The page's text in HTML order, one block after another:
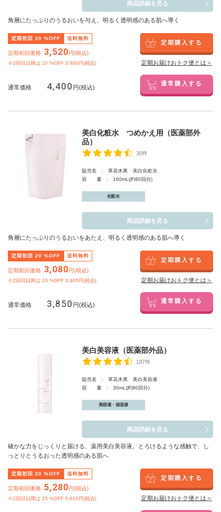
商品詳細を見る
角層にたっぷりのうるおいを与え、明るく透明感のある肌へ導く
定期初回 20 %OFF 送料無料
定期初回価格: 3,520円(税込)
※2回目以降は 10 %OFF 3,960円(税込)
定期購入する
定期お届けおトク便とは＞
通常価格 4,400 円(税込) 通常購入する
美白化粧水 つめかえ用（医薬部外
品）
30件
販売名 : 草花木果 美白化粧水
容 量 : 160mL(約80回分)
化粧水
商品詳細を見る
角層にたっぷりのうるおいをあたえ、明るく透明感のある肌へ導く
定期初回 20 %OFF 送料無料
定期初回価格: 3,080円(税込)
※2回目以降は 10 %OFF 3,465円(税込)
定期購入する
定期お届けおトク便とは＞
通常価格 3,850 円(税込) 通常購入する
美白美容液（医薬部外品）
187件
販売名 : 草花木果 美白美容液
容 量 : 30mL(約90回分)
美容液・保湿液
商品詳細を見る
確かな力をじっくりと届ける、薬用美白美容液。とろけるような感触で、し
っとりとうるおった透明感のある肌へ
定期初回 20 %OFF 送料無料
定期初回価格: 5,280円(税込)
※2回目以降は 15 %OFF 5,610円(税込)
定期購入する
定期お届けおトク便とは＞